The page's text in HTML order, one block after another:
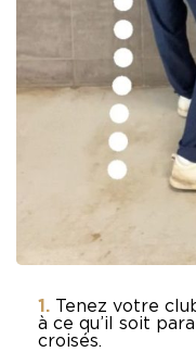
Tenez votre
à ce qu’il soit
croisés.